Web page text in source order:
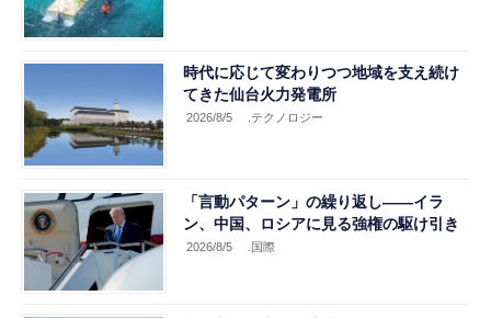
時代に応じて変わりつつ地域を支え続け
てきた仙台火力発電所
2026/8/5 .テクノロジー
「言動パターン」の繰り返し――イラ
ン、中国、ロシアに見る強権の駆け引き
2026/8/5 .国際